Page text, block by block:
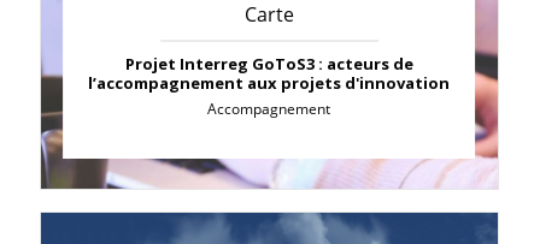
Carte
Projet Interreg GoToS3 : acteurs de
l’accompagnement aux projets d'innovation
Accompagnement